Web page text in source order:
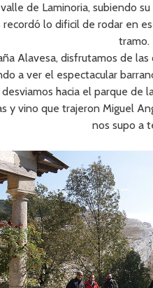
de Laminoria, subiendo
recordó lo dificil de rodar en
tramo.
Alavesa, disfrutamos de las
a ver el espectacular
hacia el parque
y vino que trajeron Miguel
nos supo a